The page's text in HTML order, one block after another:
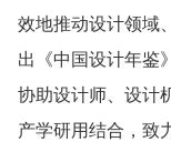
效地推动设计领域
出《中国设计年鉴
协助设计师、设计
产学研用结合，致